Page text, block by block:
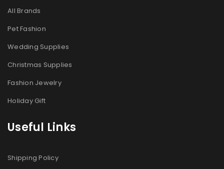
All Brands
Pet Fashion
Wedding Supplies
Christmas Supplies
Fashion Jewelry
Holiday Gift
Useful Links
Shipping Policy